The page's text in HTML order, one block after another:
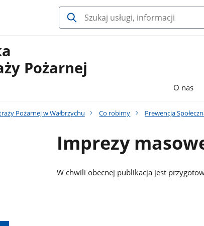
Pożarnej
O nas
Pożarnej w Wałbrzychu Co robimy Prewencja
Imprezy
W chwili obecnej publikacja jest